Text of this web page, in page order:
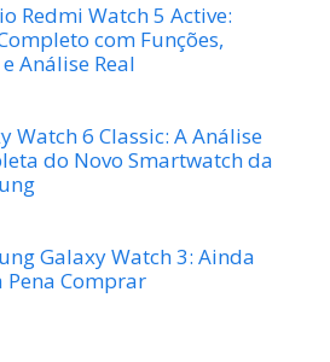
Redmi Watch 5 Active:
com Funções,
Análise Real
Watch 6 Classic: A Análise
do Novo Smartwatch da
Galaxy Watch 3: Ainda
Pena Comprar